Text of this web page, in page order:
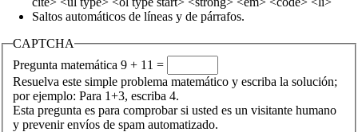
Saltos automáticos de líneas y de párrafos.
CAPTCHA
Pregunta matemática 9 + 11 =
Resuelva este simple problema matemático y escriba la solución;
por ejemplo: Para 1+3, escriba 4.
Esta pregunta es para comprobar si usted es un visitante humano
y prevenir envíos de spam automatizado.